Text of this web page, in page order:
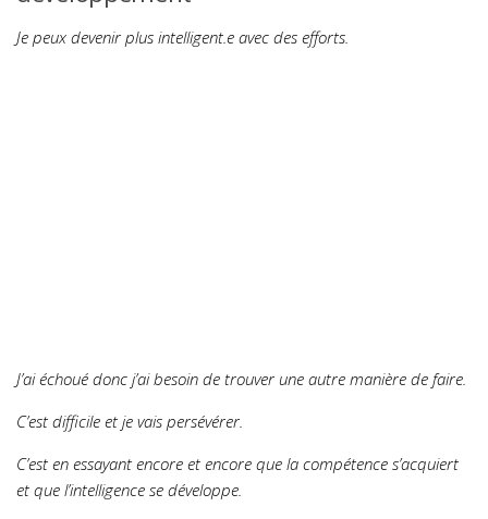
Je peux devenir plus intelligent.e avec des efforts.
J’ai échoué donc j’ai besoin de trouver une autre manière de faire.
C’est difficile et je vais persévérer.
C’est en essayant encore et encore que la compétence s’acquiert
et que l’intelligence se développe.